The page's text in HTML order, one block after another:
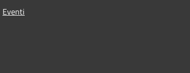
Eventi